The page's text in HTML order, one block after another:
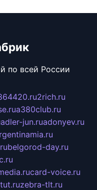
по всей России
2rich.ru
a380club.ru
adler-jun.ruadonyev.ru
belgorod-day.ru
card-voice.ru
zebra-tlt.ru